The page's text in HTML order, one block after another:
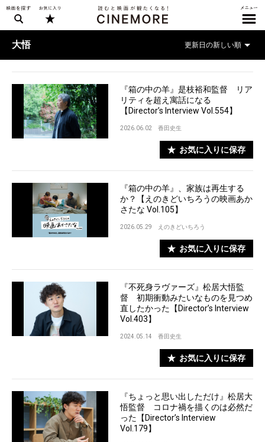
大悟
『箱の中の羊』是枝裕和監督 リア
リティを超え寓話になる
【Director’s Interview Vol.554】
2026.06.02 香田史生
お気に入りに保存
『箱の中の羊』、家族は再生する
か？【えのきどいちろうの映画あか
さたな Vol.105】
2026.05.29 えのきどいちろう
お気に入りに保存
『不死身ラヴァーズ』松居大悟監
督 初期衝動みたいなものを見つめ
直したかった【Director’s Interview
Vol.403】
2024.05.14 香田史生
お気に入りに保存
『ちょっと思い出しただけ』松居大
悟監督 コロナ禍を描くのは必然だ
った【Director’s Interview
Vol.179】